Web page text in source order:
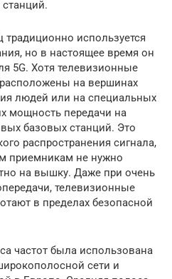
используется
но в настоящее время он
5G. Хотя телевизионные
на вершинах
людей или на специальных
мощность передачи на
базовых станций. Это
распространения сигнала,
приемникам не нужно
на вышку. Даже при очень
телевизионные
в пределах безопасной
частот была использована
сети и